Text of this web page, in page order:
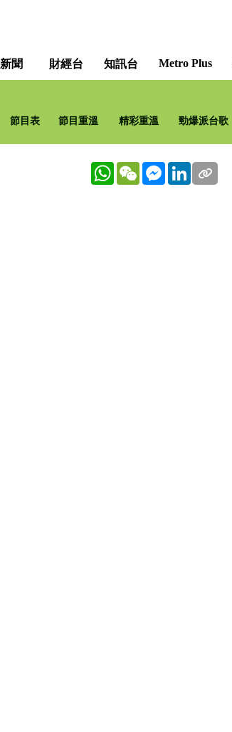
新聞 財經台 知訊台 Metro Plus
節目表 節目重溫 精彩重溫 勁爆派台歌
WhatsApp
WeChatMessenger
LinkedIn